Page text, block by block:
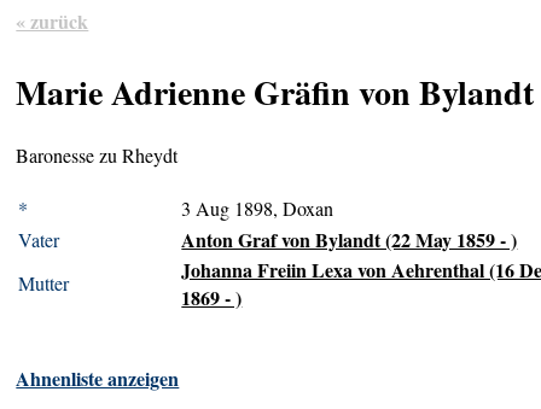
« zurück
Marie Adrienne Gräfin von Bylandt
Baronesse zu Rheydt
*
3 Aug 1898, Doxan
Vater
Anton Graf von Bylandt (22 May 1859 - )
Mutter
Johanna Freiin Lexa von Aehrenthal (16
1869 - )
Ahnenliste anzeigen